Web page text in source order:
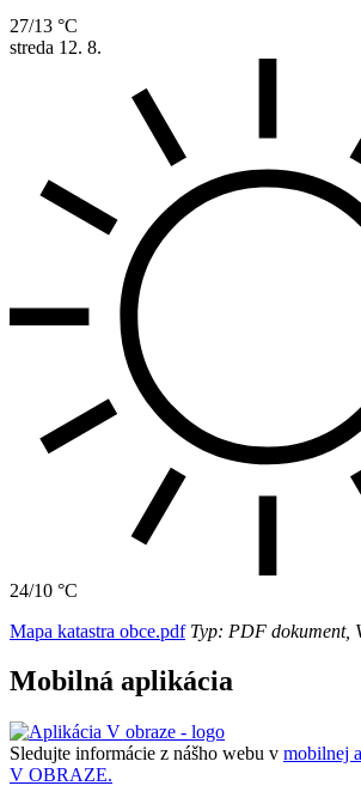
27/13 °C
streda 12. 8.
24/10 °C
Mapa katastra obce.pdfTyp: PDF dokument,
Mobilná aplikácia
Sledujte informácie z nášho webu v mobilnej
V OBRAZE.